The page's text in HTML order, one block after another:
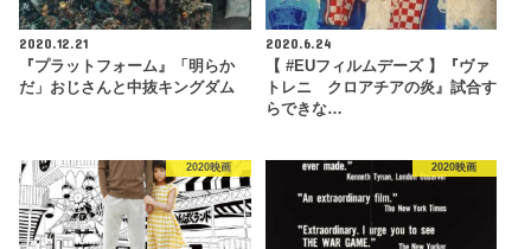
2020.12.21
『プラットフォーム』「明らか
だ」おじさんと中抜キングダム
2020.6.24
【 #EUフィルムデーズ 】『ヴァ
トレニ クロアチアの炎』試合す
らできな…
2020映画 2020映画